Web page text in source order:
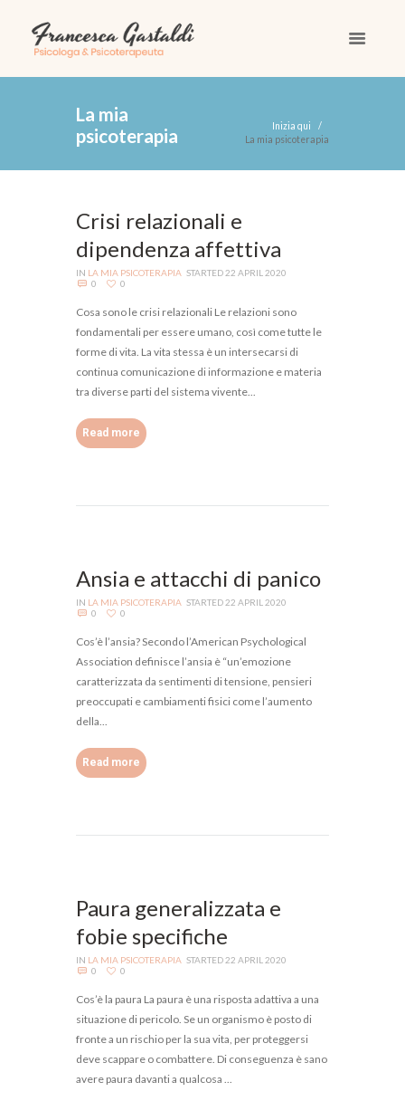
la mia
psicoterapia
Inizia qui
La mia psicoterapia
Crisi relazionali e
dipendenza affettiva
IN LA MIA PSICOTERAPIA STARTED22 APRIL 2020
0
0
Cosa sono le crisi relazionali Le relazioni sono
fondamentali per essere umano, così come tutte le
forme di vita. La vita stessa è un intersecarsi di
continua comunicazione di informazione e materia
tra diverse parti del sistema vivente...
Read more
Ansia e attacchi di panico
IN LA MIA PSICOTERAPIA STARTED22 APRIL 2020
0
0
Cos’è l’ansia? Secondo l’American Psychological
Association definisce l’ansia è “un’emozione
caratterizzata da sentimenti di tensione, pensieri
preoccupati e cambiamenti fisici come l’aumento
della...
Read more
Paura generalizzata e
fobie specifiche
IN LA MIA PSICOTERAPIA STARTED22 APRIL 2020
0
0
Cos’è la paura La paura è una risposta adattiva a una
situazione di pericolo. Se un organismo è posto di
fronte a un rischio per la sua vita, per proteggersi
deve scappare o combattere. Di conseguenza è sano
avere paura davanti a qualcosa ...